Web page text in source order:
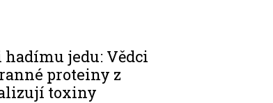
hadímu jedu: Vědci
proteiny z
toxiny